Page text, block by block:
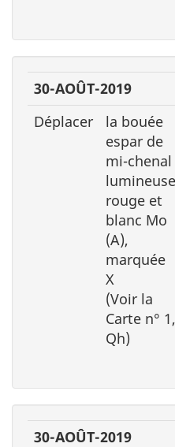
30-AOÛT-2019
Déplacer
la bouée
espar de
mi-chenal
lumineuse
rouge et
blanc Mo
(A),
marquée
X
(Voir la
Carte n° 1,
Qh)
30-AOÛT-2019